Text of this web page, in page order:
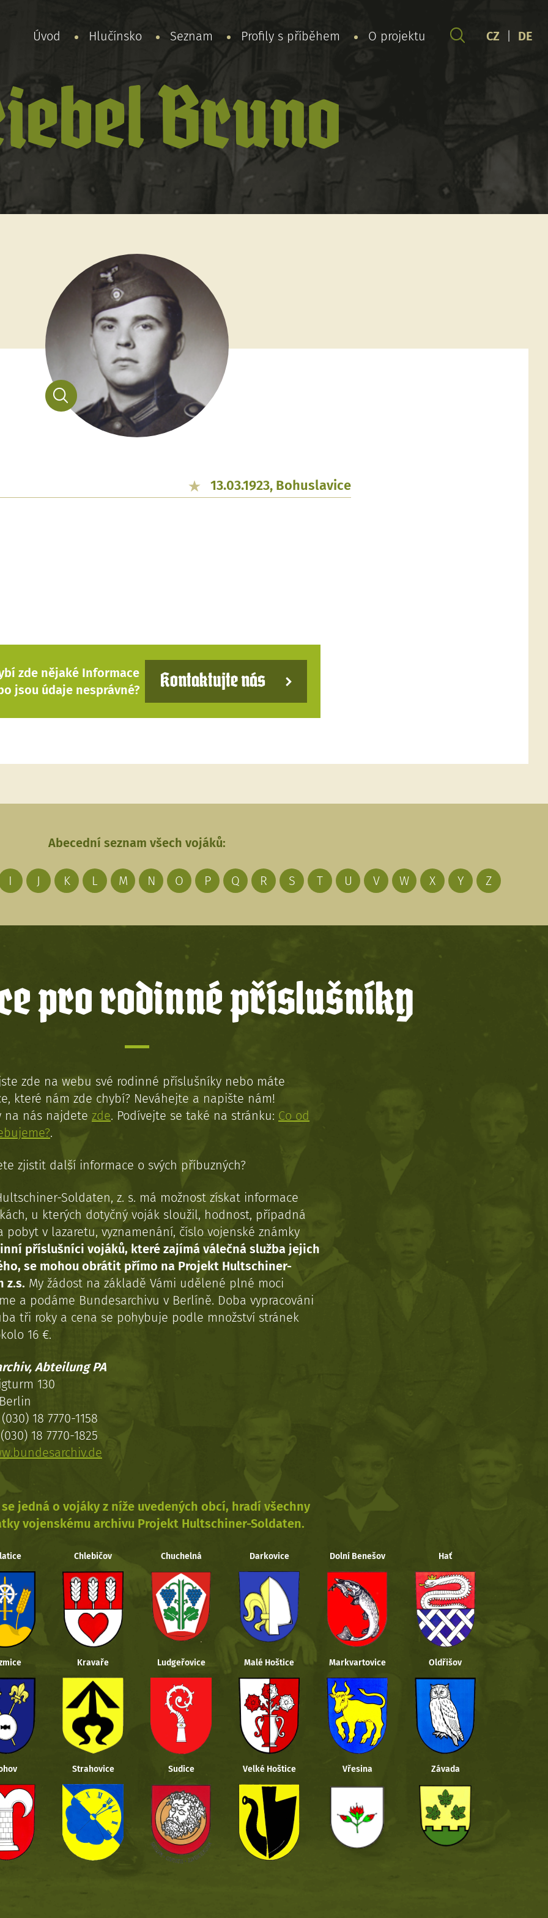
Úvod Hlučínsko Seznam Profily s příběhem O projektu CZ DE
Bruno
13.03.1923, Bohuslavice
zde nějaké Informace
jsou údaje nesprávné?
Kontaktujte nás
Abecední seznam všech vojáků:
I J K L M N O P Q R S T U V W X Y Z
pro rodinné příslušníky
zde na webu své rodinné příslušníky nebo máte
které nám zde chybí? Neváhejte a napište nám!
na nás najdete zde. Podívejte se také na stránku: Co od
.
zjistit další informace o svých příbuzných?
Soldaten, z. s. má možnost získat informace
u kterých dotyčný voják sloužil, hodnost, případná
pobyt v lazaretu, vyznamenání, číslo vojenské známky
příslušníci vojáků, které zajímá válečná služba jejich
se mohou obrátit přímo na Projekt Hultschiner-
z.s. My žádost na základě Vámi udělené plné moci
a podáme Bundesarchivu v Berlíně. Doba vypracováni
tři roky a cena se pohybuje podle množství stránek
16 €.
Abteilung PA
130
18 7770-1158
18 7770-1825
se jedná o vojáky z níže uvedených obcí, hradí všechny
vojenskému archivu Projekt Hultschiner-Soldaten.
Chlebičov Chuchelná Darkovice Dolní Benešov Hať
Kravaře Ludgeřovice Malé Hoštice Markvartovice Oldřišov
Strahovice Sudice Velké Hoštice Vřesina Závada